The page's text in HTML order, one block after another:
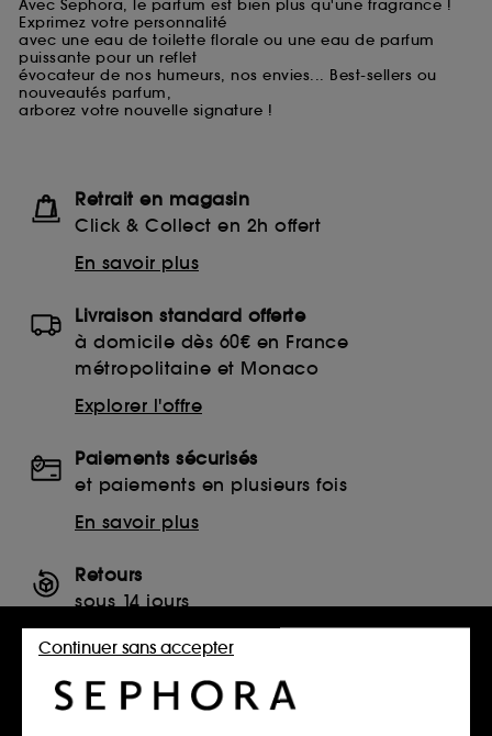
Avec Sephora, le parfum est bien plus qu'une fragrance !
Exprimez votre personnalité
avec une eau de toilette florale ou une eau de parfum
puissante pour un reflet
évocateur de nos humeurs, nos envies... Best-sellers ou
nouveautés parfum,
arborez votre nouvelle signature !
Retrait en magasin
Click & Collect en 2h offert
En savoir plus
Livraison standard offerte
à domicile dès 60€ en France
métropolitaine et Monaco
Explorer l'offre
Paiements sécurisés
et paiements en plusieurs fois
En savoir plus
Retours
sous 14 jours
Retourner mon article
SERVICES, CONTACT ET CONDITIONS DES OFFRES
Continuer sans accepter